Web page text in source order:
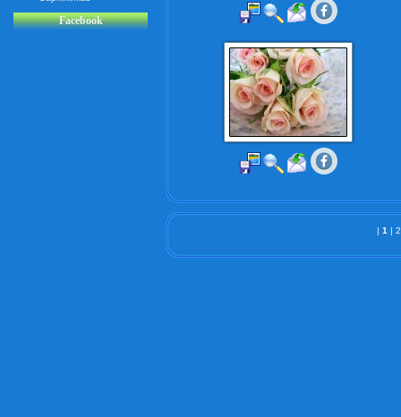
Facebook
| 1 |